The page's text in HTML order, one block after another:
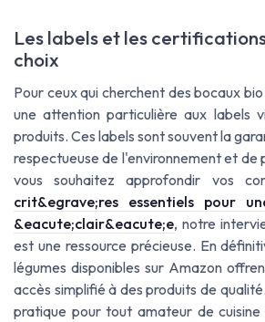
Les labels et les
choix
Pour ceux qui cherchent des bocaux
une attention particulière aux labels
produits. Ces labels sont souvent la
respectueuse de l'environnement et de
vous souhaitez approfondir vos
crit&egrave;res essentiels pour
&eacute;clair&eacute;e, notre
est une ressource précieuse. En
légumes disponibles sur Amazon
accès simplifié à des produits de
pratique pour tout amateur de cuisine